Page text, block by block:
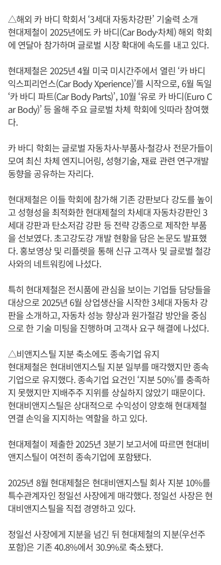
△해외 카 바디 학회서 ‘3세대 자동차강판’ 기술력 소개
현대제철이 2025년에도 카 바디(Car Body·차체) 해외 학회
에 연달아 참가하며 글로벌 시장 확대에 속도를 내고 있다.
현대제철은 2025년 4월 미국 미시간주에서 열린 ‘카 바디
익스피리언스(Car Body Xperience)’를 시작으로, 6월 독일
‘카 바디 파트(Car Body Parts)’, 10월 ‘유로 카 바디(Euro C
ar Body)’ 등 올해 주요 글로벌 차체 학회에 잇따라 참여했
다.
카 바디 학회는 글로벌 자동차사·부품사·철강사 전문가들이
모여 최신 차체 엔지니어링, 성형기술, 재료 관련 연구개발
동향을 공유하는 자리다.
현대제철은 이들 학회에 참가해 기존 강판보다 강도를 높이
고 성형성을 최적화한 현대제철의 차세대 자동차강판인 3
세대 강판과 탄소저감 강판 등 전략 강종으로 제작한 부품
을 선보였다. 초고강도강 개발 현황을 담은 논문도 발표했
다. 홍보영상 및 리플렛을 통해 신규 고객사 및 글로벌 철강
사와의 네트워킹에 나섰다.
특히 현대제철은 전시품에 관심을 보이는 기업들 담당들을
대상으로 2025년 6월 상업생산을 시작한 3세대 자동차 강
판을 소개하고, 자동차 성능 향상과 원가절감 방안을 중심
으로 한 기술 미팅을 진행하며 고객사 요구 해결에 나섰다.
△비앤지스틸 지분 축소에도 종속기업 유지
현대제철은 현대비앤지스틸 지분 일부를 매각했지만 종속
기업으로 유지했다. 종속기업 요건인 ‘지분 50%’를 충족하
지 못했지만 지배주주 지위를 상실하지 않았기 때문이다.
현대비앤지스틸은 상대적으로 수익성이 양호해 현대제철
연결 손익을 지지하는 역할을 하고 있다.
현대제철이 제출한 2025년 3분기 보고서에 따르면 현대비
앤지스틸이 여전히 종속기업에 포함됐다.
2025년 8월 현대제철은 현대비앤지스틸 회사 지분 10%를
특수관계자인 정일선 사장에게 매각했다. 정일선 사장은 현
대비앤지스틸을 직접 경영하고 있다.
정일선 사장에게 지분을 넘긴 뒤 현대제철의 지분(우선주
포함)은 기존 40.8%에서 30.9%로 축소됐다.